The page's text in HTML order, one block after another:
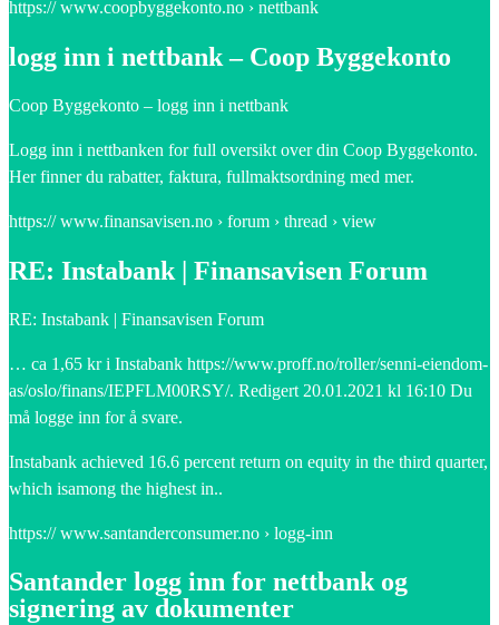
https:// www.coopbyggekonto.no › nettbank
logg inn i nettbank – Coop Byggekonto
Coop Byggekonto – logg inn i nettbank
Logg inn i nettbanken for full oversikt over din Coop Byggekonto.
Her finner du rabatter, faktura, fullmaktsordning med mer.
https:// www.finansavisen.no › forum › thread › view
RE: Instabank | Finansavisen Forum
RE: Instabank | Finansavisen Forum
… ca 1,65 kr i Instabank https://www.proff.no/roller/senni-eiendom-
as/oslo/finans/IEPFLM00RSY/. Redigert 20.01.2021 kl 16:10 Du
må logge inn for å svare.
Instabank achieved 16.6 percent return on equity in the third quarter,
which isamong the highest in..
https:// www.santanderconsumer.no › logg-inn
Santander logg inn for nettbank og
signering av dokumenter